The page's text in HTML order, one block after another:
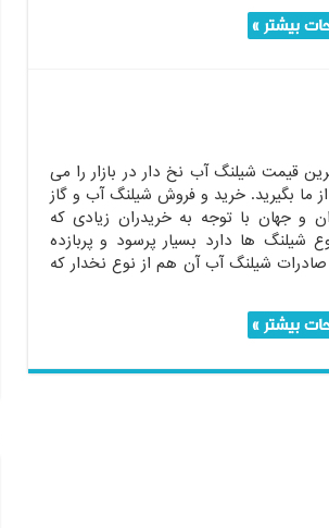
بیشتر »
قیمت شیلنگ آب نخ دار در بازار را می
از ما بگیرید. خرید و فروش شیلنگ آب و گاز
و جهان با توجه به خریدران زیادی که
شیلنگ ها دارد بسیار پرسود و پربازده
شیلنگ آب آن هم از نوع نخدار که
بیشتر »